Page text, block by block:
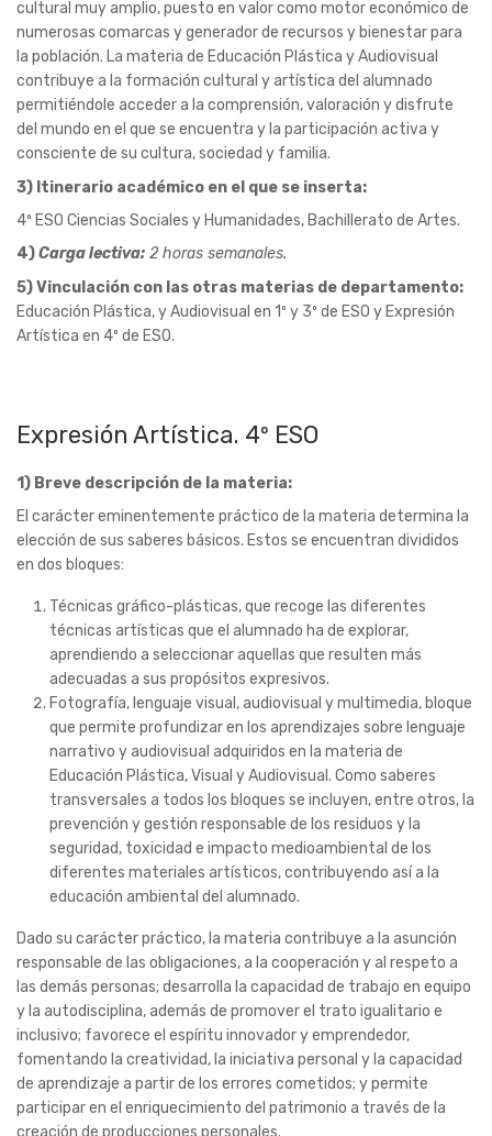
4º ESO Ciencias Sociales y Humanidades, Bachillerato de Artes.
4)Carga lectiva:2 horas semanales.
5) Vinculación con las otras materias de departamento:
Educación Plástica, y Audiovisual en 1º y 3º de ESO y Expresión
Artística en 4º de ESO.
Expresión Artística. 4º ESO
1) Breve descripción de la materia:
El carácter eminentemente práctico de la materia determina la
elección de sus saberes básicos. Estos se encuentran divididos
técnicas artísticas que el alumnado ha de explorar,
adecuadas a sus propósitos expresivos.
que permite profundizar en los aprendizajes sobre lenguaje
narrativo y audiovisual adquiridos en la materia de
Educación Plástica, Visual y Audiovisual. Como saberes
transversales a todos los bloques se incluyen, entre otros, la
prevención y gestión responsable de los residuos y la
seguridad, toxicidad e impacto medioambiental de los
diferentes materiales artísticos, contribuyendo así a la
educación ambiental del alumnado.
Dado su carácter práctico, la materia contribuye a la asunción
responsable de las obligaciones, a la cooperación y al respeto a
las demás personas; desarrolla la capacidad de trabajo en equipo
y la autodisciplina, además de promover el trato igualitario e
inclusivo; favorece el espíritu innovador y emprendedor,
fomentando la creatividad, la iniciativa personal y la capacidad
de aprendizaje a partir de los errores cometidos; y permite
participar en el enriquecimiento del patrimonio a través de la
creación de producciones personales.
2) Motivaciones para cursarla:
En la materia de Expresión Artística se ponen en funcionamiento
diferentes procesos cognitivos, culturales, emocionales y
afectivos, haciendo que todos ellos se combinen e interactúen
en un mismo pensamiento creador. Supone, por tanto, un paso
más en la adquisición de las competencias que han venido
desarrollándose en cursos y etapas anteriores.